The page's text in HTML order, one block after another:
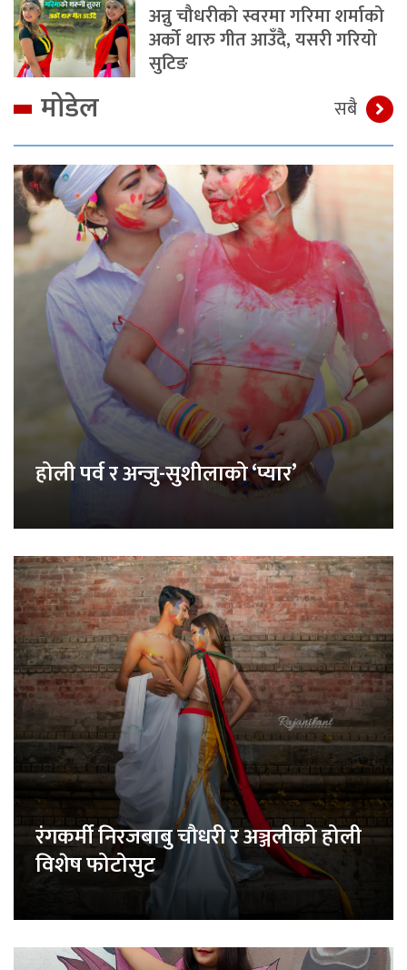
अन्नु चौधरीको स्वरमा गरिमा शर्माको
अर्को थारु गीत आउँदै, यसरी गरियो
सुटिङ
मोडेल सबै
होली पर्व र अन्जु-सुशीलाको ‘प्यार’
रंगकर्मी निरजबाबु चौधरी र अञ्जलीको होली
विशेष फोटोसुट